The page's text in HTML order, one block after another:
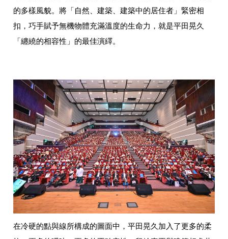
的多樣風貌。將「自然、建築、建築中的居住者」緊密相
扣，巧手賦予無機物體充滿溫度的生命力，就是平田晃久
「纏繞的相容性」的最佳演繹。
在冷硬的點與線所構成的圖面中，平田晃久加入了更多的柔